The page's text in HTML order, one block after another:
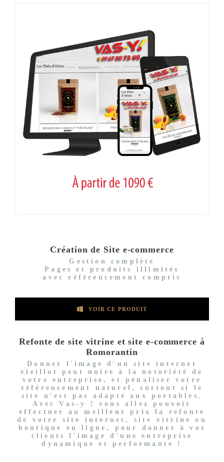
Création de Site e-commerce
Gestion complète
Pages et produits illimités
avec référencement compris
VOIR CE PRODUIT
Refonte de site vitrine et site e-commerce à
Romorantin
Donner l'image d'un site internet
vieillot peut nuire à la notoriété de
votre entreprise, et pénaliser votre
référencement naturel, surtout si le
site n'est pas adapté aux portables.
Avec Vas-y ! vous allez pouvoir
effectuer au meilleur prix la refonte
de votre site internet, site vitrine ou
boutique en ligne, pour donner à vos
clients l'image d'une entreprise
dynamique et performante !